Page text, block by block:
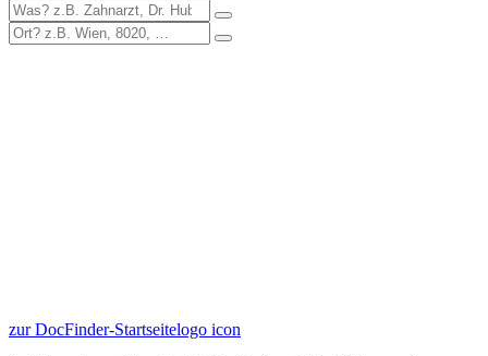
zur DocFinder-Startseitelogo icon